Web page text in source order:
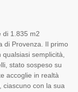
di 1.835 m2
di Provenza. Il primo
semplicità,
stato sospeso su
accoglie in realtà
ciascuno con la sua